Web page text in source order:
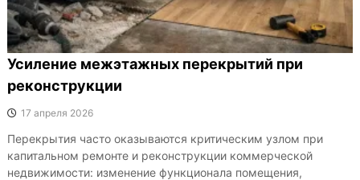
Усиление межэтажных перекрытий при
реконструкции
17 апреля 2026
Перекрытия часто оказываются критическим узлом при
капитальном ремонте и реконструкции коммерческой
недвижимости: изменение функционала помещения,